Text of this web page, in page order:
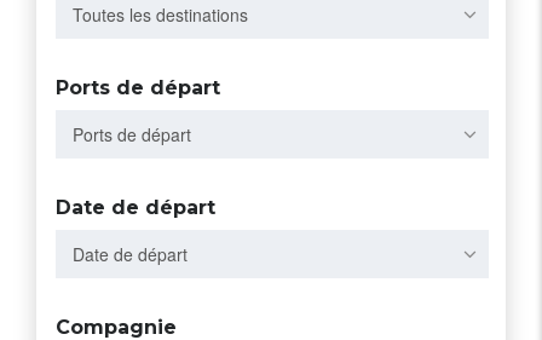
Toutes les destinations
Ports de départ
Ports de départ
Date de départ
Date de départ
Compagnie